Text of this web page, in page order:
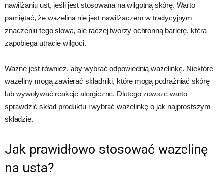
nawilżaniu ust, jeśli jest stosowana na wilgotną skórę. Warto
pamiętać, że wazelina nie jest nawilżaczem w tradycyjnym
znaczeniu tego słowa, ale raczej tworzy ochronną barierę, która
zapobiega utracie wilgoci.
Ważne jest również, aby wybrać odpowiednią wazelinkę. Niektóre
wazeliny mogą zawierać składniki, które mogą podrażniać skórę
lub wywoływać reakcje alergiczne. Dlatego zawsze warto
sprawdzić skład produktu i wybrać wazelinkę o jak najprostszym
składzie.
Jak prawidłowo stosować wazelinę
na usta?